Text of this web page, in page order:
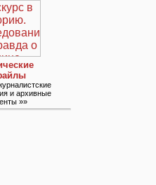
и архивные
»»